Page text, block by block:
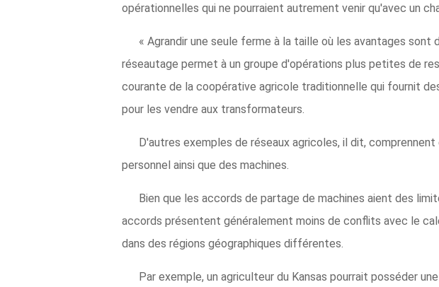
opérationnelles qui ne pourraient autrement venir qu'avec un
« Agrandir une seule ferme à la taille où les avantages
réseautage permet à un groupe d'opérations plus petites de
courante de la coopérative agricole traditionnelle qui fournit
pour les vendre aux transformateurs.
D'autres exemples de réseaux agricoles, il dit,
personnel ainsi que des machines.
Bien que les accords de partage de machines aient des
accords présentent généralement moins de conflits avec le
dans des régions géographiques différentes.
Par exemple, un agriculteur du Kansas pourrait posséder